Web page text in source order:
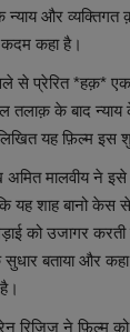
और व्यक्तिगत
कहा है।
से प्रेरित *हक़*
तलाक़ के बाद
यह फ़िल्म इस
मालवीय ने इसे
यह शाह बानो केस
को उजागर करती
सुधार बताया और
रिजिजू ने फ़िल्म